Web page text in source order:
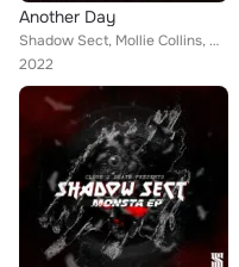
Another Day
Shadow Sect, Mollie Collins, Dropset feat. Marianna Ray
2022